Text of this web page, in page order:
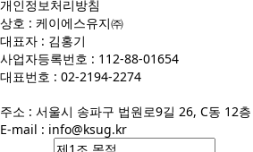
개인정보처리방침
상호 : 케이에스유지㈜
대표자 : 김홍기
사업자등록번호 : 112-88-01654
대표번호 : 02-2194-2274
주소 : 서울시 송파구 법원로9길 26, C동 12층
E-mail : info@ksug.kr